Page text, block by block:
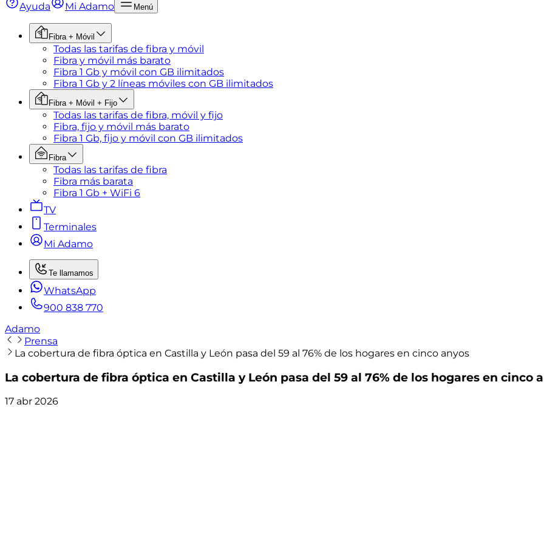
Ayuda Mi Adamo Menú
Fibra + Móvil
Todas las tarifas de fibra y móvil
Fibra y móvil más barato
Fibra 1 Gb y móvil con GB ilimitados
Fibra 1 Gb y 2 líneas móviles con GB ilimitados
Fibra + Móvil + Fijo
Todas las tarifas de fibra, móvil y fijo
Fibra, fijo y móvil más barato
Fibra 1 Gb, fijo y móvil con GB ilimitados
Fibra
Todas las tarifas de fibra
Fibra más barata
Fibra 1 Gb + WiFi 6
TV
Terminales
Mi Adamo
Te llamamos
WhatsApp
900 838 770
Adamo
Prensa
La cobertura de fibra óptica en Castilla y León pasa del 59 al 76% de los hogares en cinco anyos
La cobertura de fibra óptica en Castilla y León pasa del 59 al 76% de los hogares en cinco
17 abr 2026